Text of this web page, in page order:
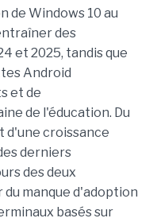
de Windows 10 au
des
et 2025, tandis que
Android
et de
de l'éducation. Du
d'une croissance
derniers
des deux
manque d'adoption
basés sur